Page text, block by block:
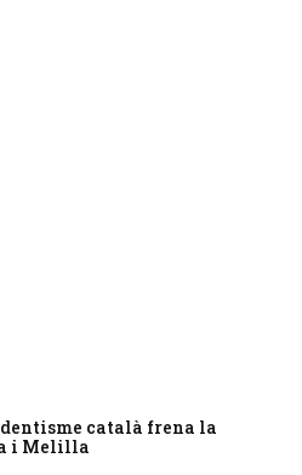
català frena la
i Melilla